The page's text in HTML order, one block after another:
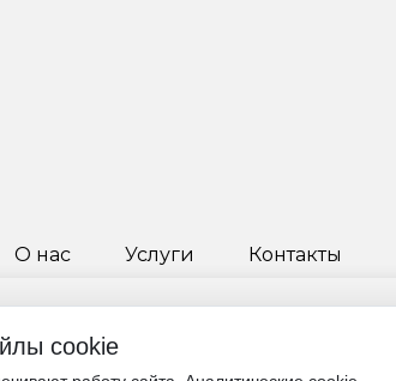
О нас Услуги Контакты
cookie